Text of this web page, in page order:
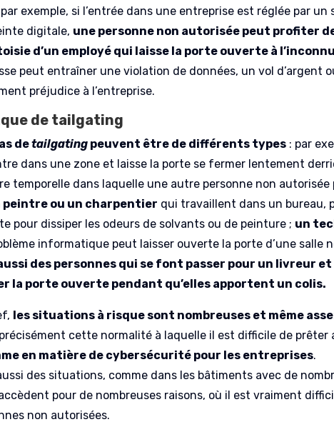
exemple, si l’entrée dans une entreprise est réglée par
digitale, une personne non autorisée peut profiter
d’un employé qui laisse la porte ouverte à
peut entraîner une violation de données, un vol d’argent
préjudice à l’entreprise.
de tailgating
detailgating peuvent être de différents types : par
dans une zone et laisse la porte se fermer lentement
temporelle dans laquelle une autre personne non
peintre ou un charpentier qui travaillent dans un bureau,
pour dissiper les odeurs de solvants ou de peinture ; un
informatique peut laisser ouverte la porte d’une salle
des personnes qui se font passer pour un livreur
la porte ouverte pendant qu’elles apportent un colis.
les situations à risque sont nombreuses et même
précisément cette normalité à laquelle il est difficile de
en matière de cybersécurité pour les entreprises.
des situations, comme dans les bâtiments avec de
pour de nombreuses raisons, où il est vraiment
non autorisées.